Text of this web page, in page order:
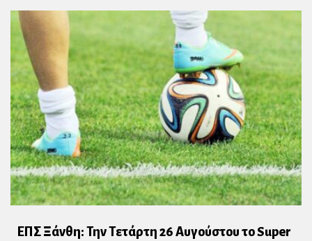
ΕΠΣ Ξάνθη: Την Τετάρτη 26 Αυγούστου το Super